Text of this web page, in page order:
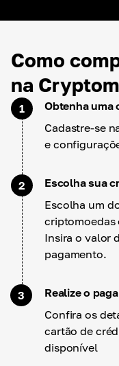
Como
na
1
Obtenha uma
Cadastre-se
e
2
Escolha sua
Escolha um
criptomoedas
Insira o valor
pagamento.
3
Realize o
Confira os
cartão de
disponível